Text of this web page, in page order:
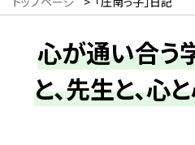
心が通い合
と、先生と、心